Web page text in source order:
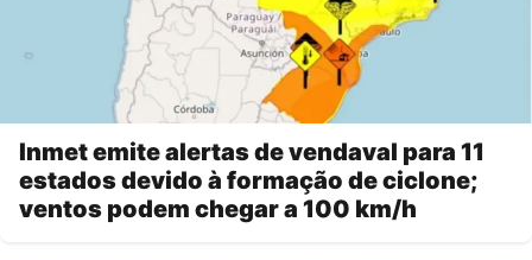
Inmet emite alertas de vendaval para 11
estados devido à formação de ciclone;
ventos podem chegar a 100 km/h